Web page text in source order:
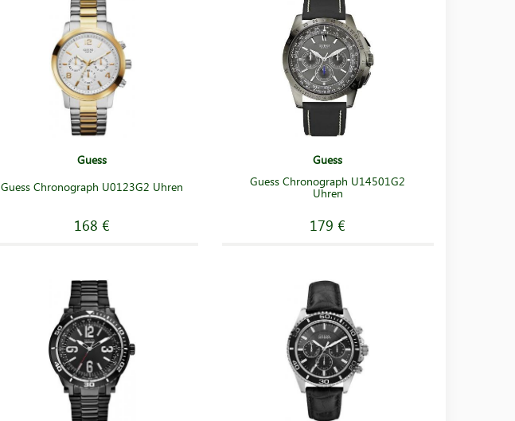
Guess
Guess Chronograph U0123G2 Uhren
168 €
Guess
Guess Chronograph U14501G2
Uhren
179 €